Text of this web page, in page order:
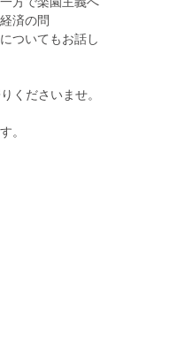
済の問
ついてもお話し
くださいませ。
。